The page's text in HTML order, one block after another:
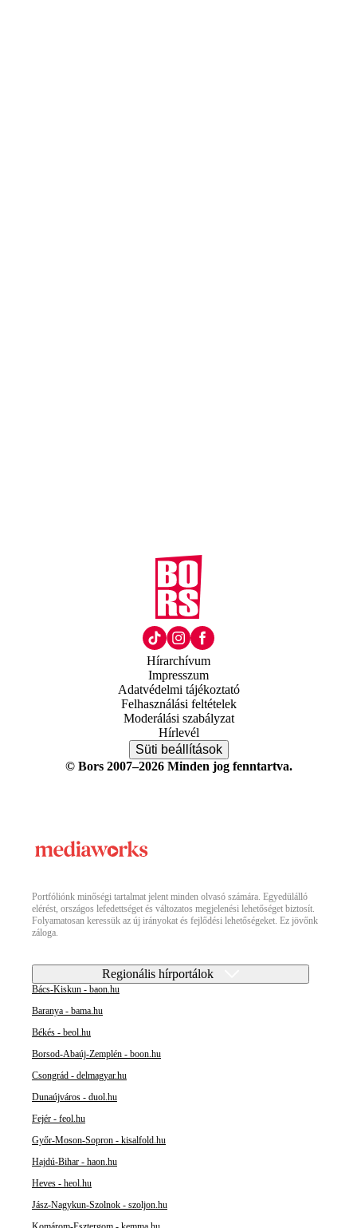
Hírarchívum
Impresszum
Adatvédelmi tájékoztató
Felhasználási feltételek
Moderálási szabályzat
Hírlevél
Süti beállítások
© Bors 2007–2026 Minden jog fenntartva.
Portfóliónk minőségi tartalmat jelent minden olvasó számára. Egyedülálló
elérést, országos lefedettséget és változatos megjelenési lehetőséget biztosít.
Folyamatosan keressük az új irányokat és fejlődési lehetőségeket. Ez jövőnk
záloga.
Regionális hírportálok
Bács-Kiskun - baon.hu
Baranya - bama.hu
Békés - beol.hu
Borsod-Abaúj-Zemplén - boon.hu
Csongrád - delmagyar.hu
Dunaújváros - duol.hu
Fejér - feol.hu
Győr-Moson-Sopron - kisalfold.hu
Hajdú-Bihar - haon.hu
Heves - heol.hu
Jász-Nagykun-Szolnok - szoljon.hu